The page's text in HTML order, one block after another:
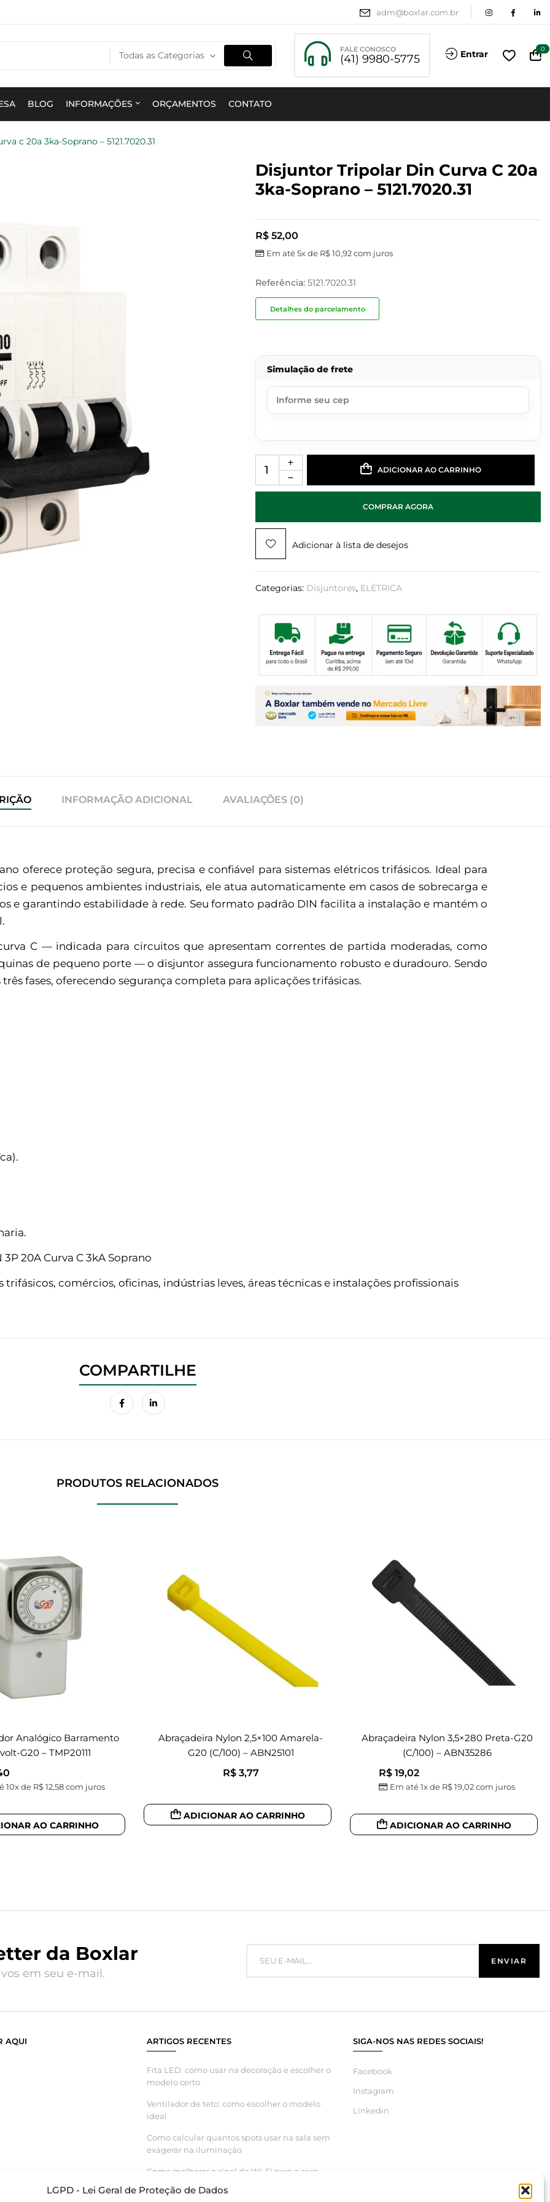
LGPD - Lei Geral de Proteção de Dados
adm@boxlar.com.br
Todas as Categorias
FALE CONOSCO
(41) 9980-5775 Entrar 0
BLOG INFORMAÇÕES ORÇAMENTOS CONTATO
c 20a 3ka-Soprano – 5121.7020.31
Disjuntor Tripolar Din Curva C 20a
3ka-Soprano – 5121.7020.31
R$52,00
Em até 5x de R$10,92com juros
Referência:5121.7020.31
Detalhes do parcelamento
Simulação de frete
ADICIONAR AO CARRINHO
COMPRAR AGORA
Adicionar à lista de desejos
Categorias: Disjuntores, ELÉTRICA
INFORMAÇÃO ADICIONAL AVALIAÇÕES (0)
oferece proteção segura, precisa e confiável para sistemas elétricos trifásicos. Ideal para
e pequenos ambientes industriais, ele atua automaticamente em casos de sobrecarga e
e garantindo estabilidade à rede. Seu formato padrão DIN facilita a instalação e mantém o
C — indicada para circuitos que apresentam correntes de partida moderadas, como
de pequeno porte — o disjuntor assegura funcionamento robusto e duradouro. Sendo
fases, oferecendo segurança completa para aplicações trifásicas.
20A Curva C 3kA Soprano
comércios, oficinas, indústrias leves, áreas técnicas e instalações profissionais
PRODUTOS RELACIONADOS
Analógico Barramento
G20 – TMP20111
10x de R$12,58com juros
AO CARRINHO
Abraçadeira Nylon 2,5×100 Amarela-
G20 (c/100) – ABN25101
R$3,77
ADICIONAR AO CARRINHO
Abraçadeira Nylon 3,5×280 Preta-G20
(c/100) – ABN35286
R$19,02
Em até 1x de R$19,02com juros
ADICIONAR AO CARRINHO
da Boxlar
em seu e-mail.
AQUI ARTIGOS RECENTES
Fita LED: como usar na decoração e escolher o
modelo certo
Ventilador de teto: como escolher o modelo
ideal
Como calcular quantos spots usar na sala sem
exagerar na iluminação
Como melhorar o sinal do Wi-Fi para a casa
inteligente funcionar melhor
SIGA-NOS NAS REDES SOCIAIS!
Facebook
Instagram
Linkedin